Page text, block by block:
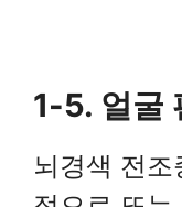
1-5. 얼굴
뇌경색 전